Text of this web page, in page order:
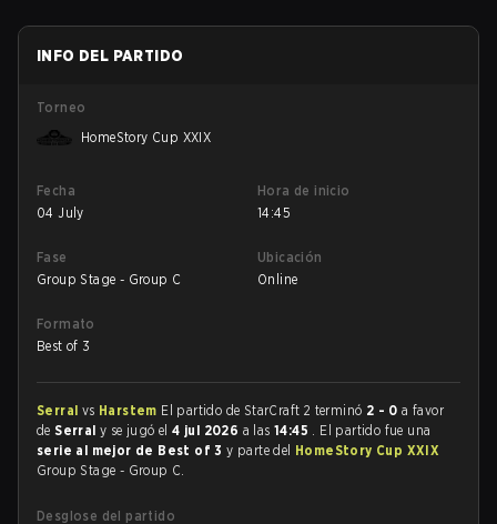
INFO DEL PARTIDO
Torneo
HomeStory Cup XXIX
Fecha
04 July
Hora de inicio
14:45
Fase
Group Stage - Group C
Ubicación
Online
Formato
Best of 3
Serral vs Harstem El partido de StarCraft 2 terminó 2 - 0 a favor
deSerraly se jugó el4 jul 2026 a las14:45 . El partido fue una
serie al mejor de Best of 3y parte del HomeStory Cup XXIX
Group Stage - Group C.
Desglose del partido